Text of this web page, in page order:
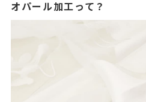
オパール加工って？